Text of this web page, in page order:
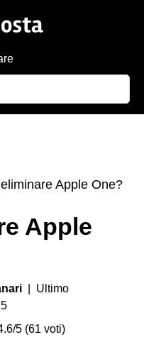
Apple One?
Apple
| Ultimo
5 (61 voti)